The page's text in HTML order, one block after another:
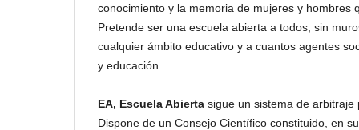
conocimiento y la memoria de mujeres y hombres
Pretende ser una escuela abierta a todos, sin
cualquier ámbito educativo y a cuantos agentes
y educación.
EA, Escuela Abierta sigue un sistema de arbitraje
Dispone de un Consejo Científico constituido, en